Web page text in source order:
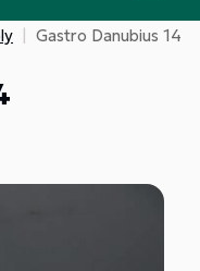
Gastro Danubius 14